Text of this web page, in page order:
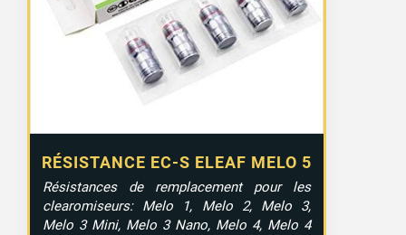
RÉSISTANCE EC-S ELEAF MELO 5
Résistances de remplacement pour les
clearomiseurs: Melo 1, Melo 2, Melo 3,
Melo 3 Mini, Melo 3 Nano, Melo 4, Melo 4